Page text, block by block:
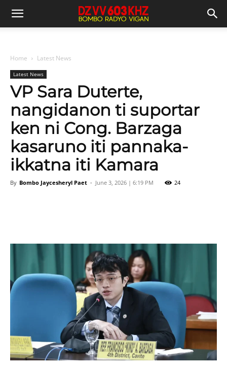
Home Latest News
Latest News
VP Sara Duterte,
nangidanon ti suportar
ken ni Cong. Barzaga
kasaruno iti pannaka-
ikkatna iti Kamara
By Bombo Jaycesheryl Paet - June 3, 2026 | 6:19 PM 24